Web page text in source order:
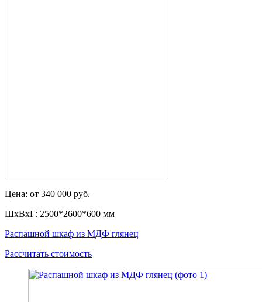
Цена: от 340 000 руб.
ШxВxГ: 2500*2600*600 мм
Распашной шкаф из МДФ глянец
Рассчитать стоимость